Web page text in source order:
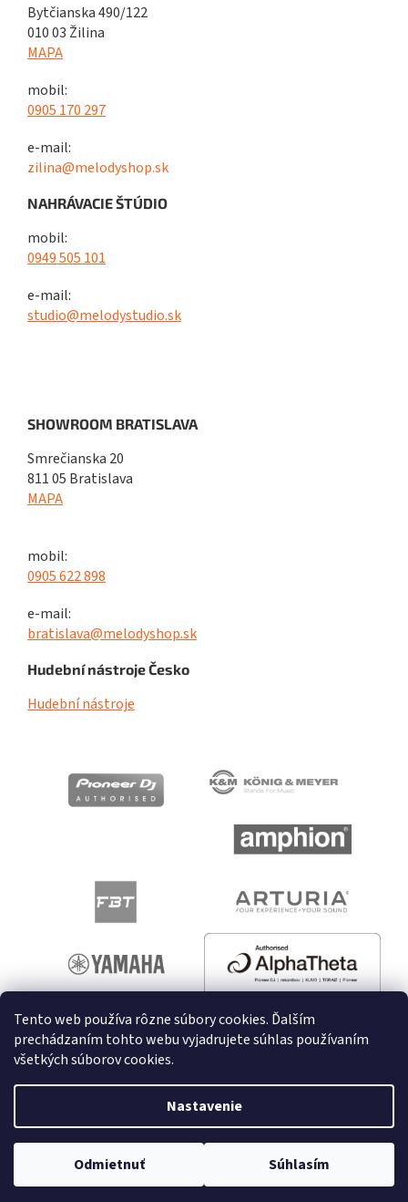
Tento web používa rôzne súbory cookies. Ďalším
prechádzaním tohto webu vyjadrujete súhlas používaním
všetkých súborov cookies.
Nastavenie
Odmietnuť Súhlasím
Bytčianska 490/122
010 03 Žilina
MAPA
mobil:
0905 170 297
e-mail:
zilina@melodyshop.sk
NAHRÁVACIE ŠTÚDIO
mobil:
0949 505 101
e-mail:
studio@melodystudio.sk
SHOWROOM BRATISLAVA
Smrečianska 20
811 05 Bratislava
MAPA
mobil:
0905 622 898
e-mail:
bratislava@melodyshop.sk
Hudební nástroje Česko
Hudební nástroje
Vytvoril Shoptet
Copyright 2026melodyshop.sk. Všetky práva vyhradené.
Upraviť nastavenie cookies